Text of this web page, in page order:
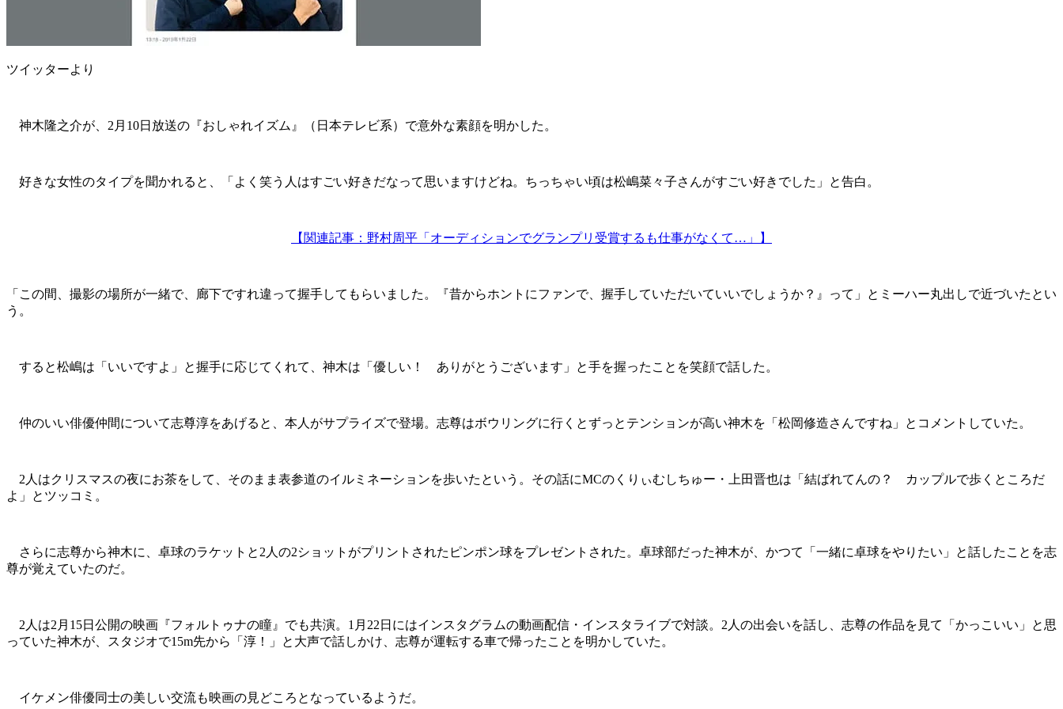
ツイッターより
神木隆之介が、2月10日放送の『おしゃれイズム』（日本テレビ系）で意外な素顔を明かした。
好きな女性のタイプを聞かれると、「よく笑う人はすごい好きだなって思いますけどね。ちっちゃい頃は松嶋菜々子さんがすごい好きでした」と告白。
【関連記事：野村周平「オーディションでグランプリ受賞するも仕事がなくて…」】
「この間、撮影の場所が一緒で、廊下ですれ違って握手してもらいました。『昔からホントにファンで、握手していただいていいでしょうか？』って」とミーハー丸出しで近づいたとい
う。
すると松嶋は「いいですよ」と握手に応じてくれて、神木は「優しい！ ありがとうございます」と手を握ったことを笑顔で話した。
仲のいい俳優仲間について志尊淳をあげると、本人がサプライズで登場。志尊はボウリングに行くとずっとテンションが高い神木を「松岡修造さんですね」とコメントしていた。
2人はクリスマスの夜にお茶をして、そのまま表参道のイルミネーションを歩いたという。その話にMCのくりぃむしちゅー・上田晋也は「結ばれてんの？ カップルで歩くところだ
よ」とツッコミ。
さらに志尊から神木に、卓球のラケットと2人の2ショットがプリントされたピンポン球をプレゼントされた。卓球部だった神木が、かつて「一緒に卓球をやりたい」と話したことを志
尊が覚えていたのだ。
2人は2月15日公開の映画『フォルトゥナの瞳』でも共演。1月22日にはインスタグラムの動画配信・インスタライブで対談。2人の出会いを話し、志尊の作品を見て「かっこいい」と思
っていた神木が、スタジオで15m先から「淳！」と大声で話しかけ、志尊が運転する車で帰ったことを明かしていた。
イケメン俳優同士の美しい交流も映画の見どころとなっているようだ。